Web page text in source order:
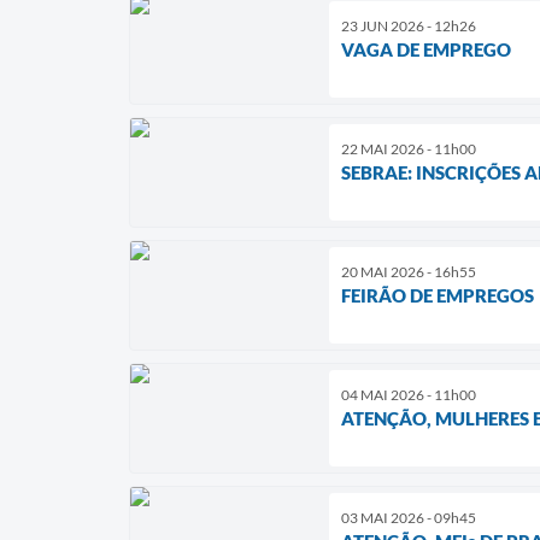
23 JUN 2026 - 12h26
VAGA DE EMPREGO
22 MAI 2026 - 11h00
SEBRAE: INSCRIÇÕES
20 MAI 2026 - 16h55
FEIRÃO DE EMPREGOS
04 MAI 2026 - 11h00
ATENÇÃO, MULHERES
03 MAI 2026 - 09h45